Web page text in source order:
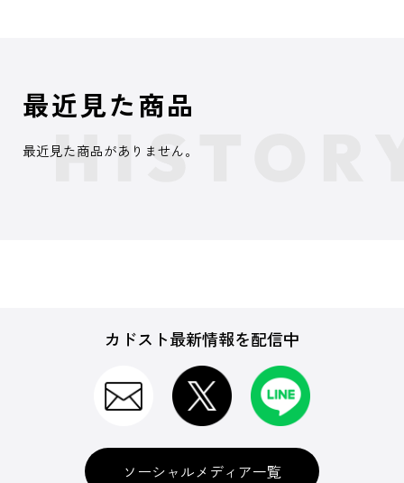
最近見た商品
最近見た商品がありません。
カドスト最新情報を配信中
ソーシャルメディア一覧